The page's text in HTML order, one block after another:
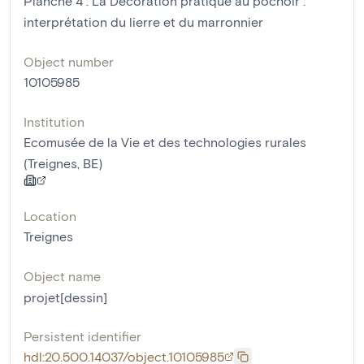
interprétation du lierre et du marronnier
Object number
10105985
Institution
Ecomusée de la Vie et des technologies rurales
(Treignes, BE)
Location
Treignes
Object name
projet[dessin]
Persistent identifier
hdl:20.500.14037/object.10105985